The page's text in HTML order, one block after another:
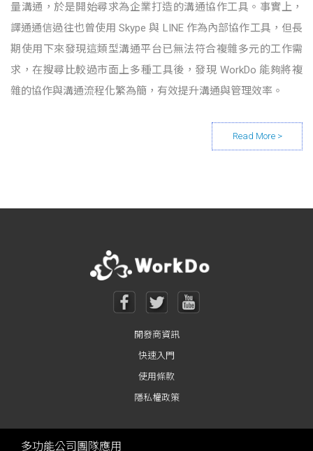
量溝通，於是開始尋求為企業打造的溝通協作工具。事實上，
譯通通信過往也曾使用 Skype 與 LINE 作為內部協作工具，但長
期使用下來發現這類型溝通平台已無法符合複雜多元的工作需
求，在搜尋比較過市面上多種工具後，發現 WorkDo 能夠將複
雜的協作與溝通流程化繁為簡，有效提升溝通與管理效率。
Posts navigation
開發商資訊
快速入門
使用條款
隱私權政策
多功能公司團隊應用